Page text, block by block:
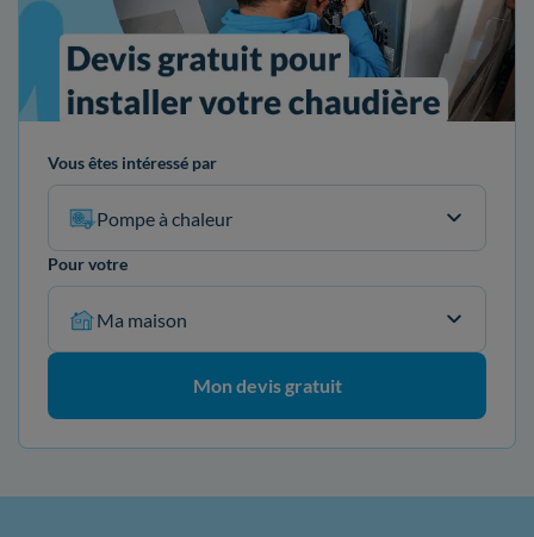
Vous êtes intéressé par
Pompe à chaleur
Pour votre
Ma maison
Mon devis gratuit